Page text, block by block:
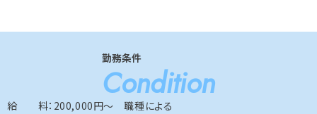
勤務条件
Condition
給 料：200,000円～ 職種による